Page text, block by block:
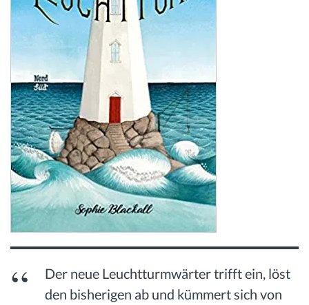
Der neue Leuchtturmwärter trifft ein, löst
den bisherigen ab und kümmert sich von